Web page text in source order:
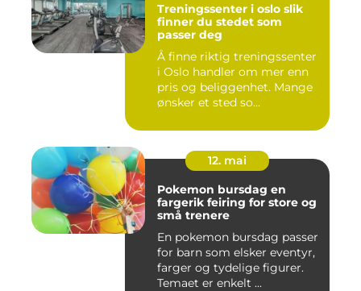
Treningssenter i oslo slik
finner du stedet som
passer deg
Å finne riktig treningssenter
i Oslo handler om mer enn
pris og beliggenhet. Mange
ønsker et sted so...
12. mai
Pokemon bursdag en
fargerik feiring for store og
små trenere
En pokemon bursdag passer
for barn som elsker eventyr,
farger og tydelige figurer.
Temaet er enkelt ...